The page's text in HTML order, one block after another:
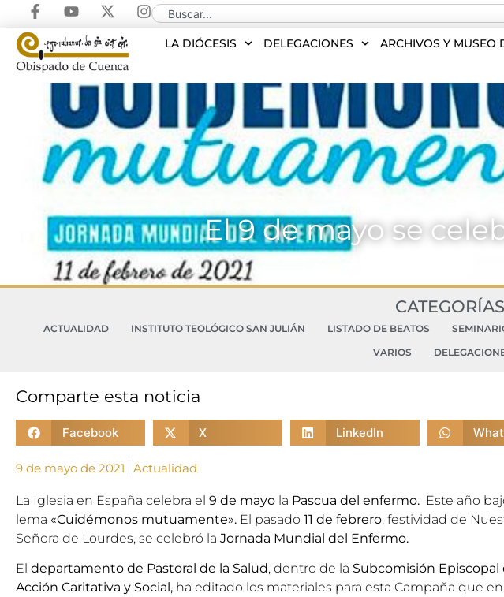
LA DIÓCESIS DELEGACIONES ARCHIVOS Y MUSEO
El 9 de mayo se
CATEGORÍAS
ACTUALIDAD INSTITUTO TEOLÓGICO SAN JULIÁN LISTADO DE BEATOS
VARIOS
Comparte esta noticia
Facebook X LinkedIn
9 de mayo de 2021 Actualidad
La Iglesia en España celebra el 9 de mayo la Pascua del enfermo. Este año
lema «Cuidémonos mutuamente». El pasado 11 de febrero, festividad de
Señora de Lourdes, se celebró la Jornada Mundial del Enfermo.
El departamento de Pastoral de la Salud, dentro de la Subcomisión Episcopal
Acción Caritativa y Social , ha editado los materiales para esta Campaña que en